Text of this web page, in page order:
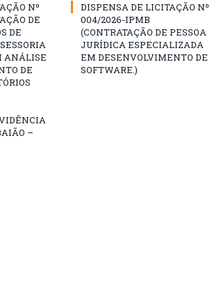
Nº
DE
DE
ANÁLISE
DE
–
DISPENSA DE LICITAÇÃO Nº
004/2026-IPMB
(CONTRATAÇÃO DE PESSOA
JURÍDICA ESPECIALIZADA
EM DESENVOLVIMENTO DE
SOFTWARE.)